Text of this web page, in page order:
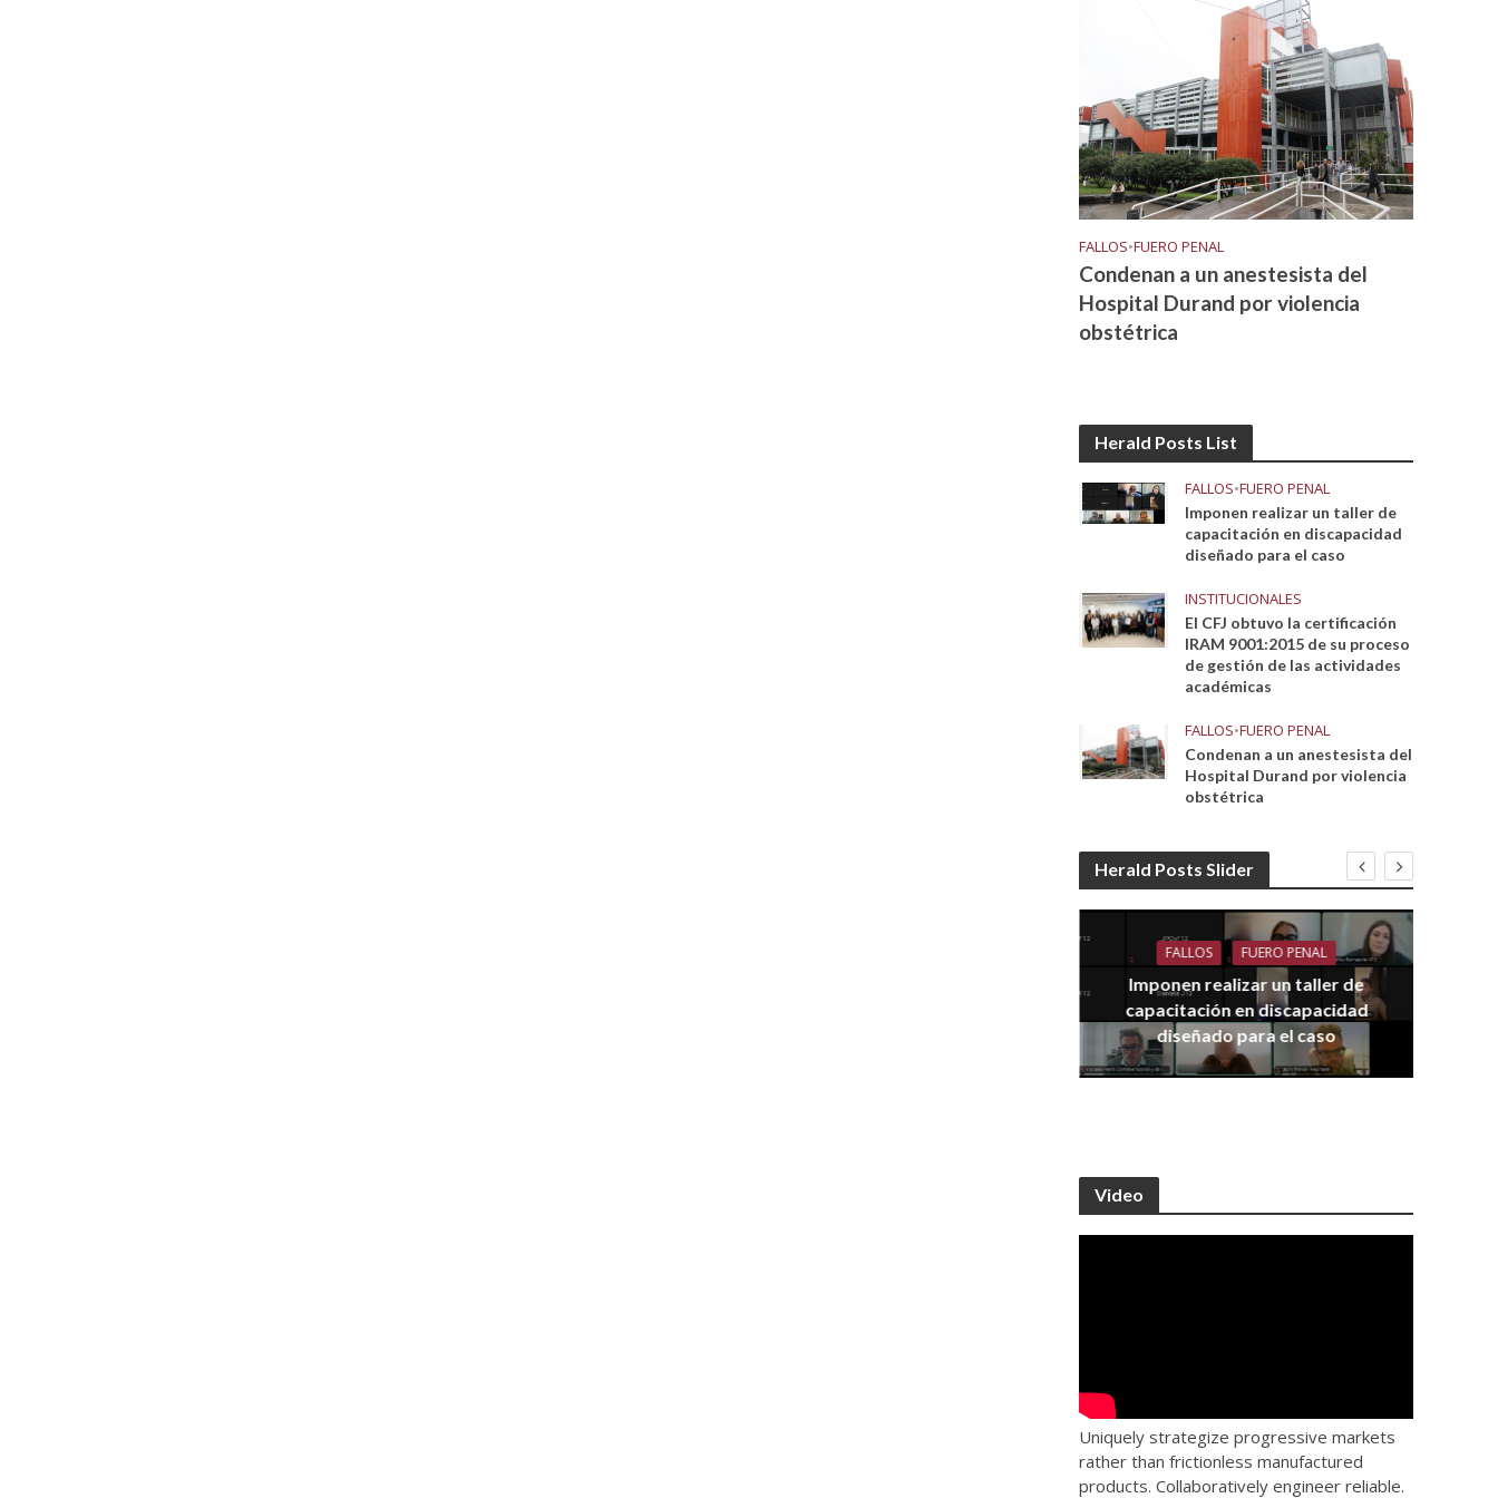
FALLOS•FUERO PENAL
Condenan a un anestesista del
Hospital Durand por violencia
obstétrica
Herald Posts List
FALLOS•FUERO PENAL
Imponen realizar un taller de
capacitación en discapacidad
diseñado para el caso
INSTITUCIONALES
El CFJ obtuvo la certificación
IRAM 9001:2015 de su proceso
de gestión de las actividades
académicas
FALLOS•FUERO PENAL
Condenan a un anestesista del
Hospital Durand por violencia
obstétrica
Herald Posts Slider
FALLOS FUERO PENAL
Imponen realizar un taller de
capacitación en discapacidad
diseñado para el caso
Video
Uniquely strategize progressive markets
rather than frictionless manufactured
products. Collaboratively engineer reliable.